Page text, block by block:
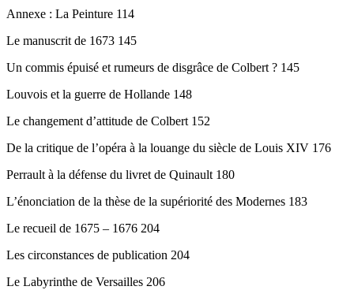
Annexe : La Peinture 114
Le manuscrit de 1673 145
Un commis épuisé et rumeurs de disgrâce de Colbert ? 145
Louvois et la guerre de Hollande 148
Le changement d’attitude de Colbert 152
De la critique de l’opéra à la louange du siècle de Louis XIV 176
Perrault à la défense du livret de Quinault 180
L’énonciation de la thèse de la supériorité des Modernes 183
Le recueil de 1675 – 1676 204
Les circonstances de publication 204
Le Labyrinthe de Versailles 206